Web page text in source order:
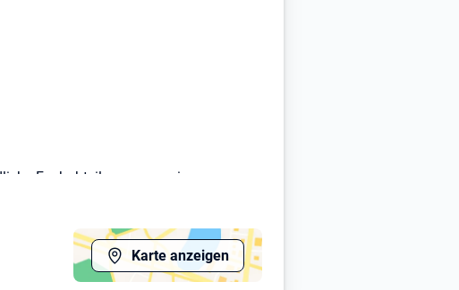
Fachabteilungen, wo sie von
Karte anzeigen